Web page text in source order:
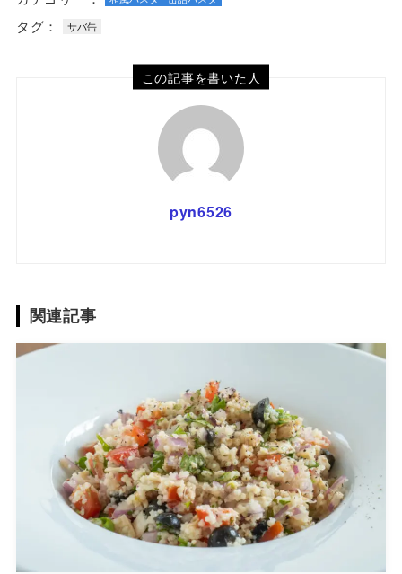
タグ： サバ缶
この記事を書いた人
pyn6526
関連記事